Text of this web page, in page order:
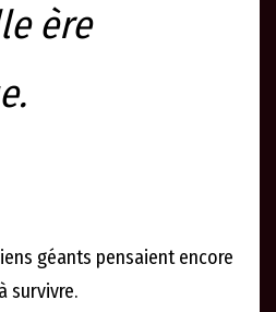
ère
géants pensaient encore
survivre.